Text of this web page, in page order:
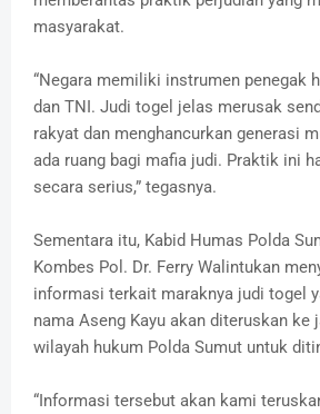
masyarakat.
“Negara memiliki instrumen penegak
dan TNI. Judi togel jelas merusak
rakyat dan menghancurkan generasi
ada ruang bagi mafia judi. Praktik ini
secara serius,” tegasnya.
Sementara itu, Kabid Humas Polda
Kombes Pol. Dr. Ferry Walintukan
informasi terkait maraknya judi togel
nama Aseng Kayu akan diteruskan ke
wilayah hukum Polda Sumut untuk
“Informasi tersebut akan kami